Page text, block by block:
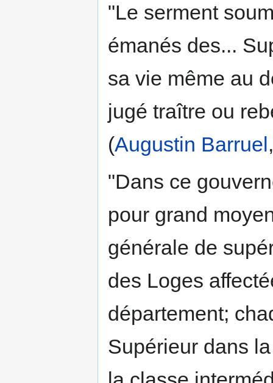
"Le serment
émanés des...
sa vie même au
jugé traître ou
(Augustin Barruel
"Dans ce
pour grand
générale de
des Loges
département;
Supérieur dans